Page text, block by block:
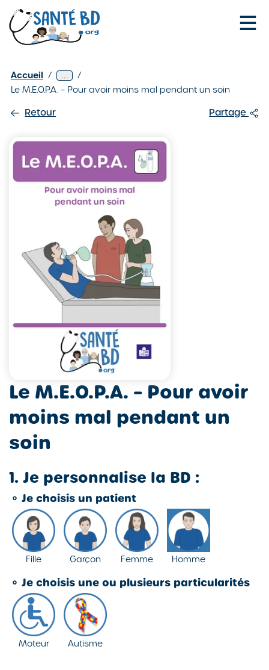
Je configure mes cookies
Accueil /
Afficher
niveaux
/
fiches
SantéBD
Le M.E.O.P.A. – Pour avoir moins mal pendant un soin
Retour Partage
Le M.E.O.P.A. – Pour avoir
moins mal pendant un
soin
1. Je personnalise la BD :
⚬ Je choisis un patient
Fille Garçon Femme Homme
⚬ Je choisis une ou plusieurs particularités
Moteur Autisme